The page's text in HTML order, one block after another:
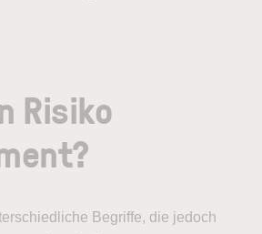
Risiko
Begriffe, die jedoch